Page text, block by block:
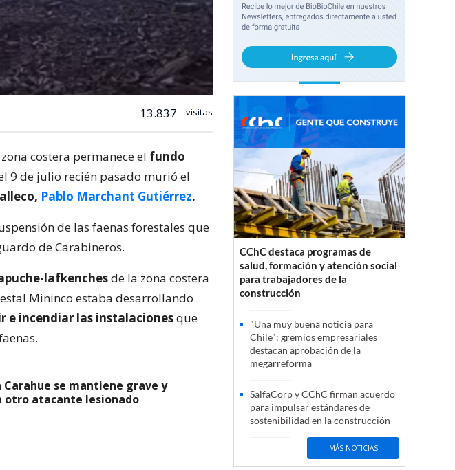
13.837 visitas
costera permanece el fundo
9 de julio recién pasado murió el
Pablo Marchant Gutiérrez.
de las faenas forestales que
de Carabineros.
lafkenchesde la zona costera
Mininco estaba desarrollando
e incendiar las instalacionesque
se mantiene grave y
otro atacante lesionado
CChC destaca programas de
salud, formación y atención social
para trabajadores de la
construcción
"Una muy buena noticia para
Chile": gremios empresariales
destacan aprobación de la
megarreforma
SalfaCorp y CChC firman acuerdo
para impulsar estándares de
sostenibilidad en la construcción
MÁS NOTICIAS